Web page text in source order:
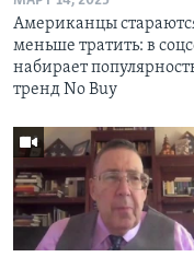
Американцы
меньше тратить: в
набирает
тренд No Buy